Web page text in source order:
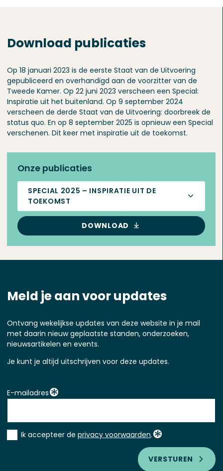
Download publicaties
Op 18 januari 2023 is de eerste Staat van de Uitvoering
gepubliceerd en overhandigd aan de voorzitter van de
Tweede Kamer. Op 22 juni 2023 verscheen een Special:
Inspiratie uit het buitenland. Op 9 september 2024
verscheen de derde Staat van de Uitvoering: doorbreek de
status quo. En op 8 september 2025 is opnieuw een Special
verschenen. Dit keer met inspiratie uit de toekomst.
Onze publicaties
SPECIAL 2025 – INSPIRATIE UIT DE
TOEKOMST
DOWNLOAD
Meld je aan voor updates
Ontvang wekelijkse updates van deze website in je mail
met daarin nieuw geplaatste standen, onderzoeken,
nieuwsartikelen en events.
Je kunt je altijd uitschrijven voor deze updates.
E-mailadres
Instemming
Ik accepteer de privacy voorwaarden.
VERSTUREN